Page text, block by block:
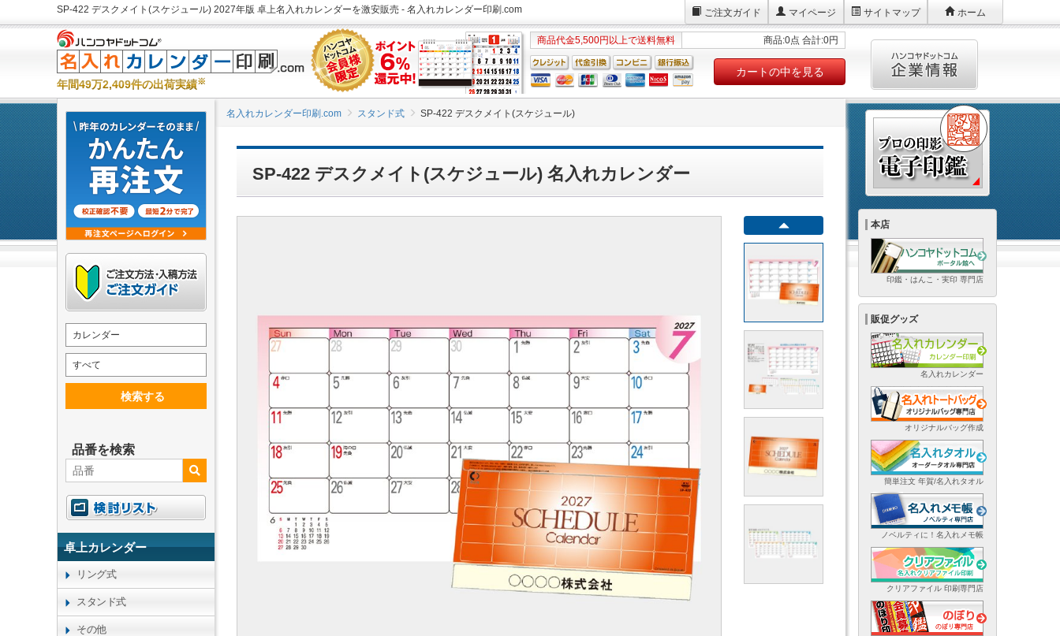
SP-422 デスクメイト(スケジュール) 2027年版 卓上名入れカレンダーを激安販売 - 名入れカレンダー印刷.com ご注文ガイド マイページ サイトマップ ホーム
年間49万2,409件の出荷実績※
商品代金5,500円以上で送料無料 商品:0点 合計:0円
カートの中を見る
名入れカレンダー印刷.com スタンド式 SP-422 デスクメイト(スケジュール)
SP-422 デスクメイト(スケジュール) 名入れカレンダー
カレンダー
すべて
検索する
品番を検索
卓上カレンダー
リング式
スタンド式
その他
本店
印鑑・はんこ・実印 専門店
販促グッズ
名入れカレンダー
オリジナルバッグ作成
簡単注文 年賀/名入れタオル
ノベルティに！名入れメモ帳
クリアファイル 印刷専門店